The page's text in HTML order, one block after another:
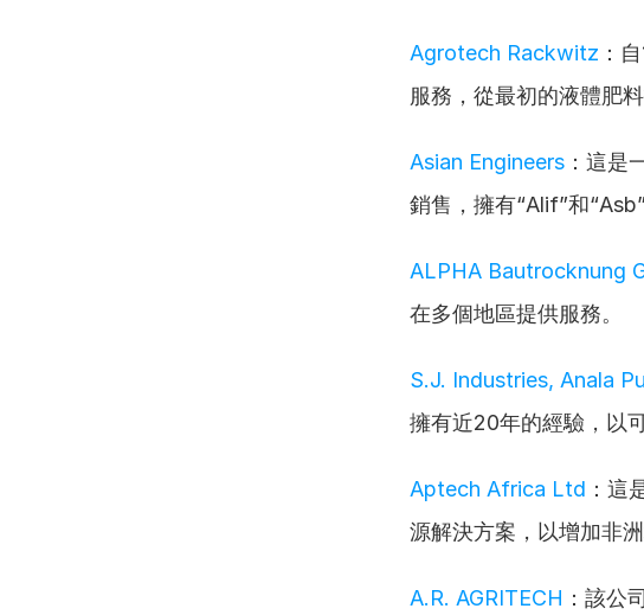
Agrotech Rackwitz ：
服務，從最初的液體肥
Asian Engineers ：這是
銷售，擁有“Alif”和
ALPHA Bautrocknung
在多個地區提供服務。
S.J. Industries, Anala
擁有近20年的經驗，以
Aptech Africa Ltd ：這
源解決方案，以增加非
A.R. AGRITECH ：該公